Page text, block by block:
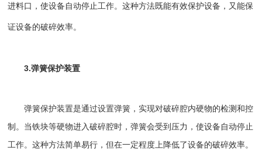
进料口，使设备自动停止工作。这种方法既能有效保护设备，又能保
证设备的破碎效率。
3.弹簧保护装置
弹簧保护装置是通过设置弹簧，实现对破碎腔内硬物的检测和控
制。当铁块等硬物进入破碎腔时，弹簧会受到压力，使设备自动停止
工作。这种方法简单易行，但在一定程度上降低了设备的破碎效率。